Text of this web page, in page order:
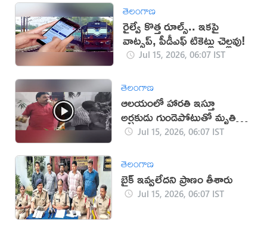
తెలంగాణ
రైల్వే కొత్త రూల్స్.. ఇకపై
వాట్సప్, పీడీఎఫ్ టికెట్లు చెల్లవు!
Jul 15, 2026, 06:07 IST
తెలంగాణ
ఆలయంలో హారతి ఇస్తూ
అర్చకుడు గుండెపోటుతో మృతి
(వీడియో)
Jul 15, 2026, 06:07 IST
తెలంగాణ
బైక్ ఇవ్వలేదని ప్రాణం తీశారు
Jul 15, 2026, 06:07 IST